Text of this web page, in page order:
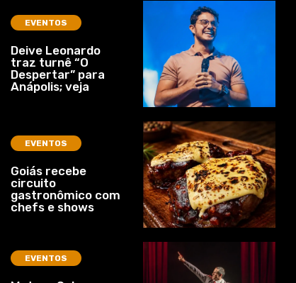
EVENTOS
Deive Leonardo
traz turnê “O
Despertar” para
Anápolis; veja
EVENTOS
Goiás recebe
circuito
gastronômico com
chefs e shows
EVENTOS